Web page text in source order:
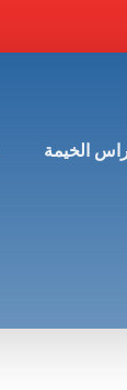
الخيمة